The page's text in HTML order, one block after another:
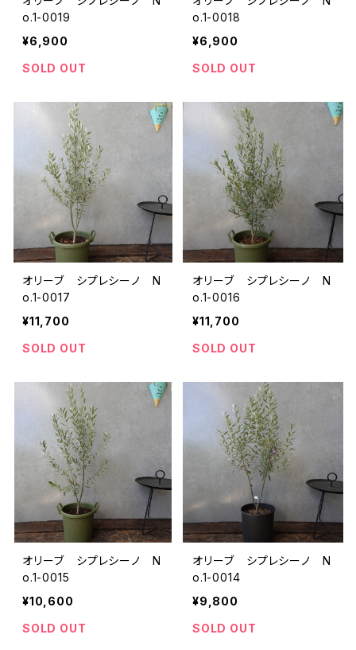
o.1-0019
¥6,900
SOLD OUT
o.1-0018
¥6,900
SOLD OUT
オリーブ シプレシーノ N
o.1-0017
¥11,700
SOLD OUT
オリーブ シプレシーノ N
o.1-0016
¥11,700
SOLD OUT
オリーブ シプレシーノ N
o.1-0015
¥10,600
SOLD OUT
オリーブ シプレシーノ N
o.1-0014
¥9,800
SOLD OUT